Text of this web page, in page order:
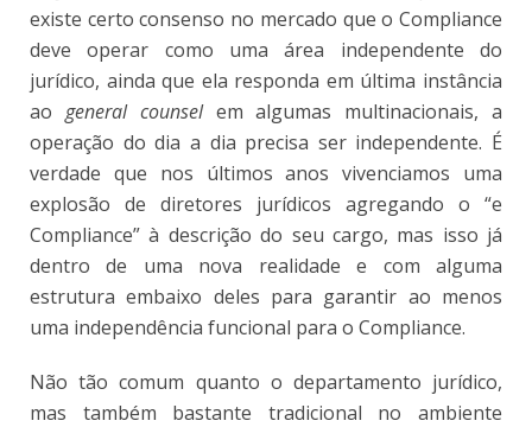
existe certo consenso no mercado que o Compliance
deve operar como uma área independente do
jurídico, ainda que ela responda em última instância
ao general counselem algumas multinacionais, a
operação do dia a dia precisa ser independente. É
verdade que nos últimos anos vivenciamos uma
explosão de diretores jurídicos agregando o “e
Compliance” à descrição do seu cargo, mas isso já
dentro de uma nova realidade e com alguma
estrutura embaixo deles para garantir ao menos
uma independência funcional para o Compliance.
Não tão comum quanto o departamento jurídico,
mas também bastante tradicional no ambiente